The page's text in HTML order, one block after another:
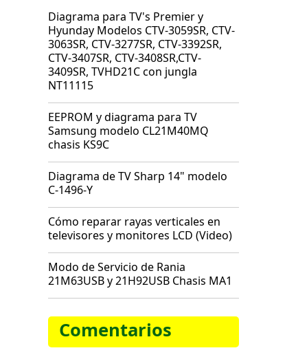
Diagrama para TV's Premier y
Hyunday Modelos CTV-3059SR, CTV-
3063SR, CTV-3277SR, CTV-3392SR,
CTV-3407SR, CTV-3408SR,CTV-
3409SR, TVHD21C con jungla
NT11115
EEPROM y diagrama para TV
Samsung modelo CL21M40MQ
chasis KS9C
Diagrama de TV Sharp 14" modelo
C-1496-Y
Cómo reparar rayas verticales en
televisores y monitores LCD (Video)
Modo de Servicio de Rania
21M63USB y 21H92USB Chasis MA1
Comentarios